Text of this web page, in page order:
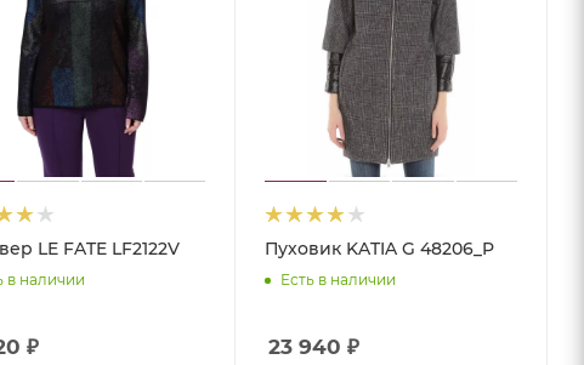
LE FATE LF2122V
в наличии
₽
Пуховик KATIA G 48206_P
Есть в наличии
23 940 ₽